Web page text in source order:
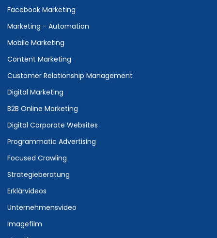
Facebook Marketing
Marketing - Automation
Mobile Marketing
Content Marketing
Customer Relationship Management
Digital Marketing
B2B Online Marketing
Digital Corporate Websites
Programmatic Advertising
Focused Crawling
Strategieberatung
Erklärvideos
Unternehmensvideo
Imagefilm